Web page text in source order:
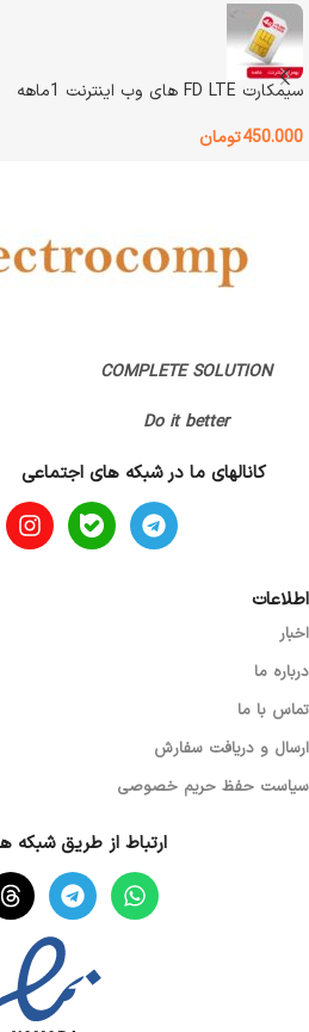
باتری قابل شارژ داخلی
رنگ مشکی
اتمام مهلت گارانتی (قبلا گارانتی داشته)
پانا
سیمکارت FD LTE های وب اینترنت 1ماهه
450.000تومان
COMPLETE SOLUTION
Do it better
کانالهای ما در شبکه های اجتماعی
اطلاعات
اخبار
درباره ما
تماس با ما
ارسال و دریافت سفارش
سیاست حفظ حریم خصوصی
ارتباط از طریق شبکه